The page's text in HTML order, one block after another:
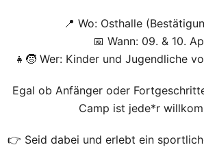
📍 Wo: Osthalle
📅 Wann: 09. & 10.
👧🧒 Wer: Kinder und Jugendliche
Egal ob Anfänger oder
Camp ist jede*r
👉 Seid dabei und erlebt ein